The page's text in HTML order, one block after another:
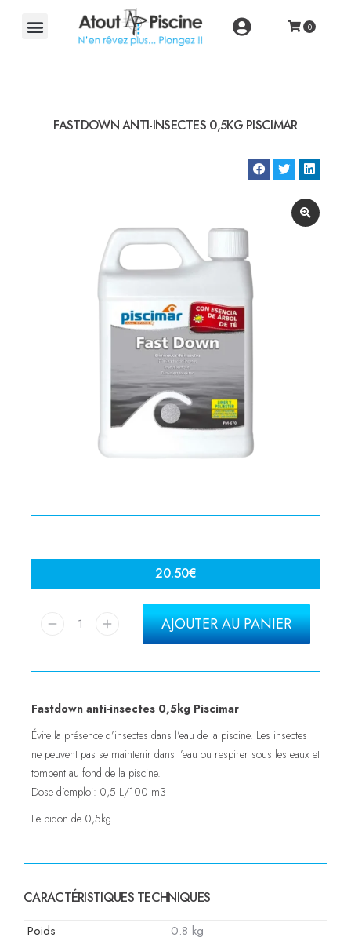
FASTDOWN ANTI-INSECTES 0,5KG PISCIMAR
20.50€
AJOUTER AU PANIER
Fastdown anti-insectes 0,5kg Piscimar
Évite la présence d’insectes dans l’eau de la piscine. Les insectes
ne peuvent pas se maintenir dans l’eau ou respirer sous les eaux et
tombent au fond de la piscine.
Dose d’emploi: 0,5 L/100 m3
Le bidon de 0,5kg.
CARACTÉRISTIQUES TECHNIQUES
Poids 0.8 kg